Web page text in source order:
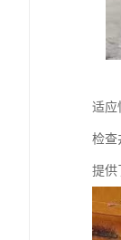
适应
检查
提供